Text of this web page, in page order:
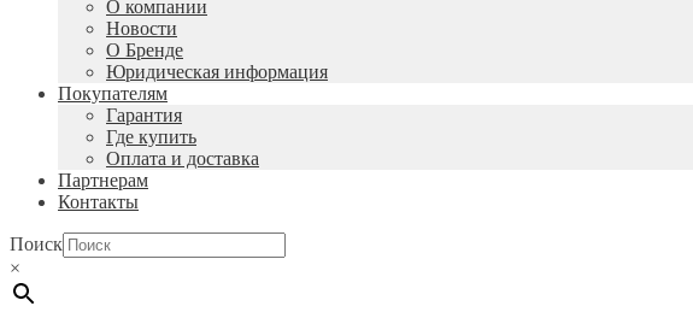
О компании
Новости
О Бренде
Юридическая информация
Покупателям
Гарантия
Где купить
Оплата и доставка
Партнерам
Контакты
Поиск
×